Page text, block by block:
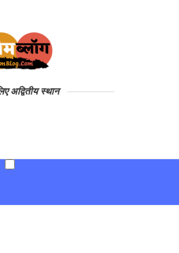
अद्वितीय स्थान